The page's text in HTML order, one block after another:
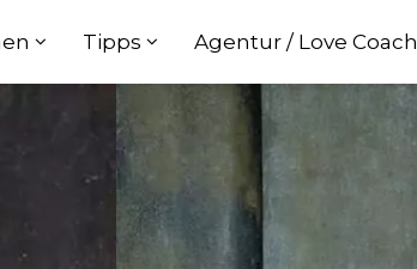
Tipps Agentur / Love Coach